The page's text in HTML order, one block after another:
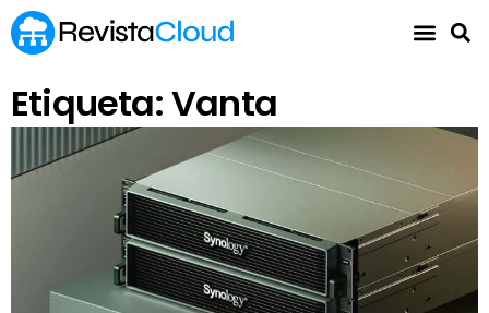
Etiqueta: Vanta